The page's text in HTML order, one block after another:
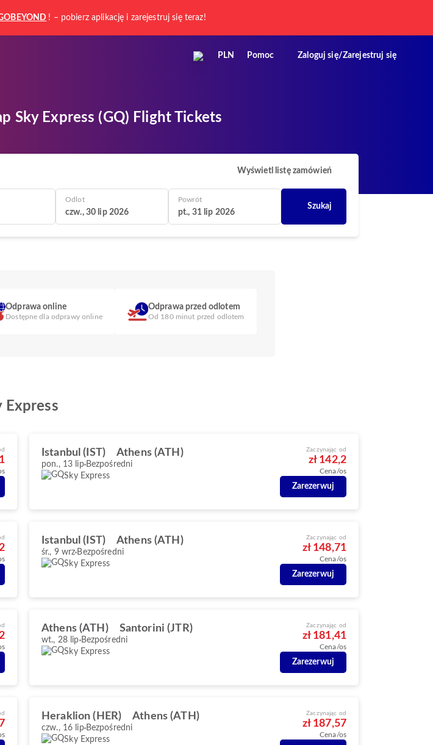
! – pobierz aplikację i zarejestruj się teraz!
PLN Pomoc Zaloguj się/Zarejestruj się
Sky Express (GQ) Flight Tickets
Wyświetl listę zamówień
Odlot
czw., 30 lip 2026
Powrót
pt., 31 lip 2026
Szukaj
Odprawa online
Dostępne dla odprawy online
Odprawa przed odlotem
Od 180 minut przed odlotem
Express
Istanbul (IST) Athens (ATH)
pon., 13 lip Bezpośredni
Sky Express
Zaczynając od
zł 142,2
Cena/os
Zarezerwuj
Istanbul (IST) Athens (ATH)
śr., 9 wrz Bezpośredni
Sky Express
Zaczynając od
zł 148,71
Cena/os
Zarezerwuj
Athens (ATH) Santorini (JTR)
wt., 28 lip Bezpośredni
Sky Express
Zaczynając od
zł 181,41
Cena/os
Zarezerwuj
Heraklion (HER) Athens (ATH)
czw., 16 lip Bezpośredni
Sky Express
Zaczynając od
zł 187,57
Cena/os